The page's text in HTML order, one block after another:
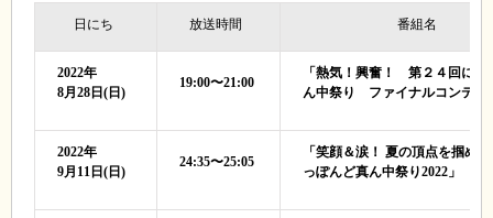
日にち 放送時間 番組名
2022年
8月28日(日)
19:00〜21:00
「熱気！興奮！ 第２４回にっ
ん中祭り ファイナルコンテス
2022年
9月11日(日)
24:35〜25:05
「笑顔＆涙！ 夏の頂点を掴め
っぽんど真ん中祭り2022」